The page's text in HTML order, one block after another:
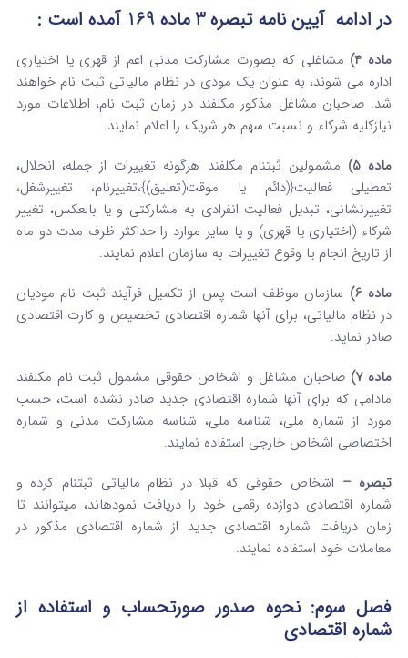
در ادامه آیین نامه تبصره 3 ماده 169 آمده است :
ماده 4)
مشاغلی که بصورت مشارکت مدنی اعم از قهری یا اختیاری
اداره می شوند، به عنوان یک مودی در نظام مالیاتی ثبت نام خواهند
شد. صاحبان مشاغل مذکور مکلفند در زمان ثبت نام، اطلاعات مورد
نیازکلیه شرکاء و نسبت سهم هر شریک را اعلام نمایند.
ماده 5)
مشمولین ثبت­نام مکلفند هرگونه تغییرات از جمله، انحلال،
تعطیلی فعالیت{(دائم یا موقت(تعلیق)}،تغییرنام، تغییرشغل،
تغییرنشانی، تبدیل فعالیت انفرادی به مشارکتی و یا بالعکس، تغییر
شرکاء (اختیاری یا قهری) و یا سایر موارد را حداکثر ظرف مدت دو ماه
از تاریخ انجام یا وقوع تغییرات به سازمان اعلام نمایند.
ماده 6)
سازمان موظف است پس از تکمیل فرآیند ثبت نام مودیان
در نظام مالیاتی، برای آنها شماره اقتصادی تخصیص و کارت اقتصادی
صادر نماید.
ماده 7)
صاحبان مشاغل و اشخاص حقوقی مشمول ثبت نام مکلفند
مادامی که برای آنها شماره اقتصادی جدید صادر نشده است، حسب
مورد از شماره ملی، شناسه ملی، شناسه مشارکت مدنی و شماره
اختصاصی اشخاص خارجی استفاده نمایند.
تبصره – اشخاص حقوقی که قبلا در نظام مالیاتی ثبت­نام کرده و
شماره اقتصادی دوازده رقمی خود را دریافت نموده­اند، می­توانند تا
زمان دریافت شماره اقتصادی جدید از شماره اقتصادی مذکور در
معاملات خود استفاده نمایند.
فصل سوم: نحوه صدور صورتحساب و استفاده از
شماره اقتصادی